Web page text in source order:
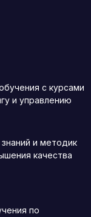
с курсами
и управлению
и методик
качества
по